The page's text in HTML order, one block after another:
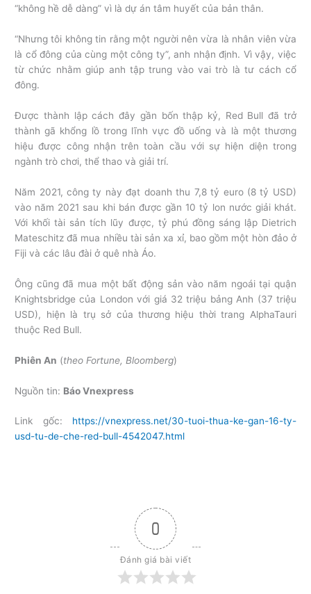
“không hề dễ dàng” vì là dự án tâm huyết của bản thân.
“Nhưng tôi không tin rằng một người nên vừa là nhân viên vừa
là cổ đông của cùng một công ty”, anh nhận định. Vì vậy, việc
từ chức nhằm giúp anh tập trung vào vai trò là tư cách cổ
đông.
Được thành lập cách đây gần bốn thập kỷ, Red Bull đã trở
thành gã khổng lồ trong lĩnh vực đồ uống và là một thương
hiệu được công nhận trên toàn cầu với sự hiện diện trong
ngành trò chơi, thể thao và giải trí.
Năm 2021, công ty này đạt doanh thu 7,8 tỷ euro (8 tỷ USD)
vào năm 2021 sau khi bán được gần 10 tỷ lon nước giải khát.
Với khối tài sản tích lũy được, tỷ phú đồng sáng lập Dietrich
Mateschitz đã mua nhiều tài sản xa xỉ, bao gồm một hòn đảo ở
Fiji và các lâu đài ở quê nhà Áo.
Ông cũng đã mua một bất động sản vào năm ngoái tại quận
Knightsbridge của London với giá 32 triệu bảng Anh (37 triệu
USD), hiện là trụ sở của thương hiệu thời trang AlphaTauri
thuộc Red Bull.
Phiên An (theo Fortune, Bloomberg)
Nguồn tin: Báo Vnexpress
Link gốc: https://vnexpress.net/30-tuoi-thua-ke-gan-16-ty-
usd-tu-de-che-red-bull-4542047.html
0
Đánh giá bài viết